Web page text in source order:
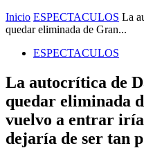
Inicio ESPECTACULOS La
quedar eliminada de Gran...
ESPECTACULOS
La autocrítica de
quedar eliminada
vuelvo a entrar iría
dejaría de ser tan